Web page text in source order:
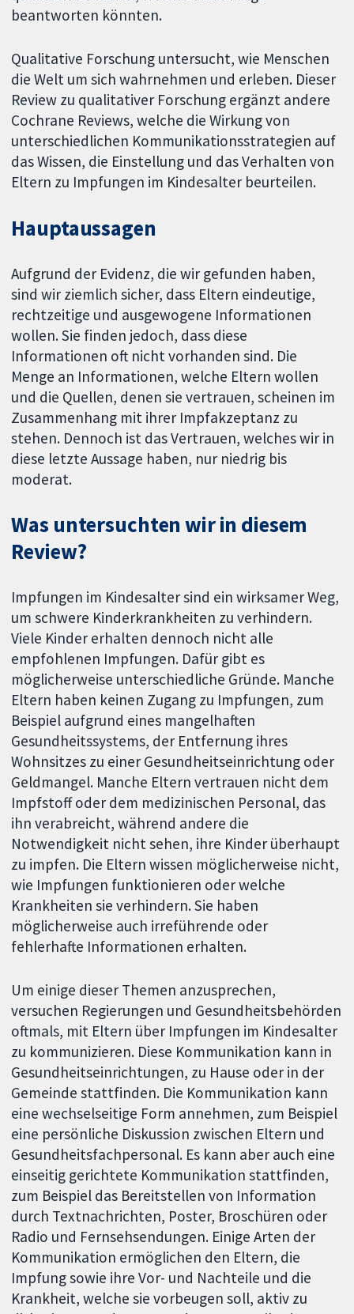
beantworten könnten.
Qualitative Forschung untersucht, wie Menschen
die Welt um sich wahrnehmen und erleben. Dieser
Review zu qualitativer Forschung ergänzt andere
Cochrane Reviews, welche die Wirkung von
unterschiedlichen Kommunikationsstrategien auf
das Wissen, die Einstellung und das Verhalten von
Eltern zu Impfungen im Kindesalter beurteilen.
Hauptaussagen
Aufgrund der Evidenz, die wir gefunden haben,
sind wir ziemlich sicher, dass Eltern eindeutige,
rechtzeitige und ausgewogene Informationen
wollen. Sie finden jedoch, dass diese
Informationen oft nicht vorhanden sind. Die
Menge an Informationen, welche Eltern wollen
und die Quellen, denen sie vertrauen, scheinen im
Zusammenhang mit ihrer Impfakzeptanz zu
stehen. Dennoch ist das Vertrauen, welches wir in
diese letzte Aussage haben, nur niedrig bis
moderat.
Was untersuchten wir in diesem
Review?
Impfungen im Kindesalter sind ein wirksamer Weg,
um schwere Kinderkrankheiten zu verhindern.
Viele Kinder erhalten dennoch nicht alle
empfohlenen Impfungen. Dafür gibt es
möglicherweise unterschiedliche Gründe. Manche
Eltern haben keinen Zugang zu Impfungen, zum
Beispiel aufgrund eines mangelhaften
Gesundheitssystems, der Entfernung ihres
Wohnsitzes zu einer Gesundheitseinrichtung oder
Geldmangel. Manche Eltern vertrauen nicht dem
Impfstoff oder dem medizinischen Personal, das
ihn verabreicht, während andere die
Notwendigkeit nicht sehen, ihre Kinder überhaupt
zu impfen. Die Eltern wissen möglicherweise nicht,
wie Impfungen funktionieren oder welche
Krankheiten sie verhindern. Sie haben
möglicherweise auch irreführende oder
fehlerhafte Informationen erhalten.
Um einige dieser Themen anzusprechen,
versuchen Regierungen und Gesundheitsbehörden
oftmals, mit Eltern über Impfungen im Kindesalter
zu kommunizieren. Diese Kommunikation kann in
Gesundheitseinrichtungen, zu Hause oder in der
Gemeinde stattfinden. Die Kommunikation kann
eine wechselseitige Form annehmen, zum Beispiel
eine persönliche Diskussion zwischen Eltern und
Gesundheitsfachpersonal. Es kann aber auch eine
einseitig gerichtete Kommunikation stattfinden,
zum Beispiel das Bereitstellen von Information
durch Textnachrichten, Poster, Broschüren oder
Radio und Fernsehsendungen. Einige Arten der
Kommunikation ermöglichen den Eltern, die
Impfung sowie ihre Vor- und Nachteile und die
Krankheit, welche sie vorbeugen soll, aktiv zu